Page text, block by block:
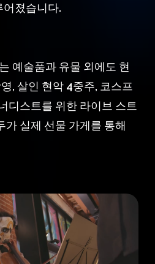
어졌습니다.
예술품과 유물 외에도 현
, 살인 현악 4중주, 코스프
디스트를 위한 라이브 스트
가 실제 선물 가게를 통해